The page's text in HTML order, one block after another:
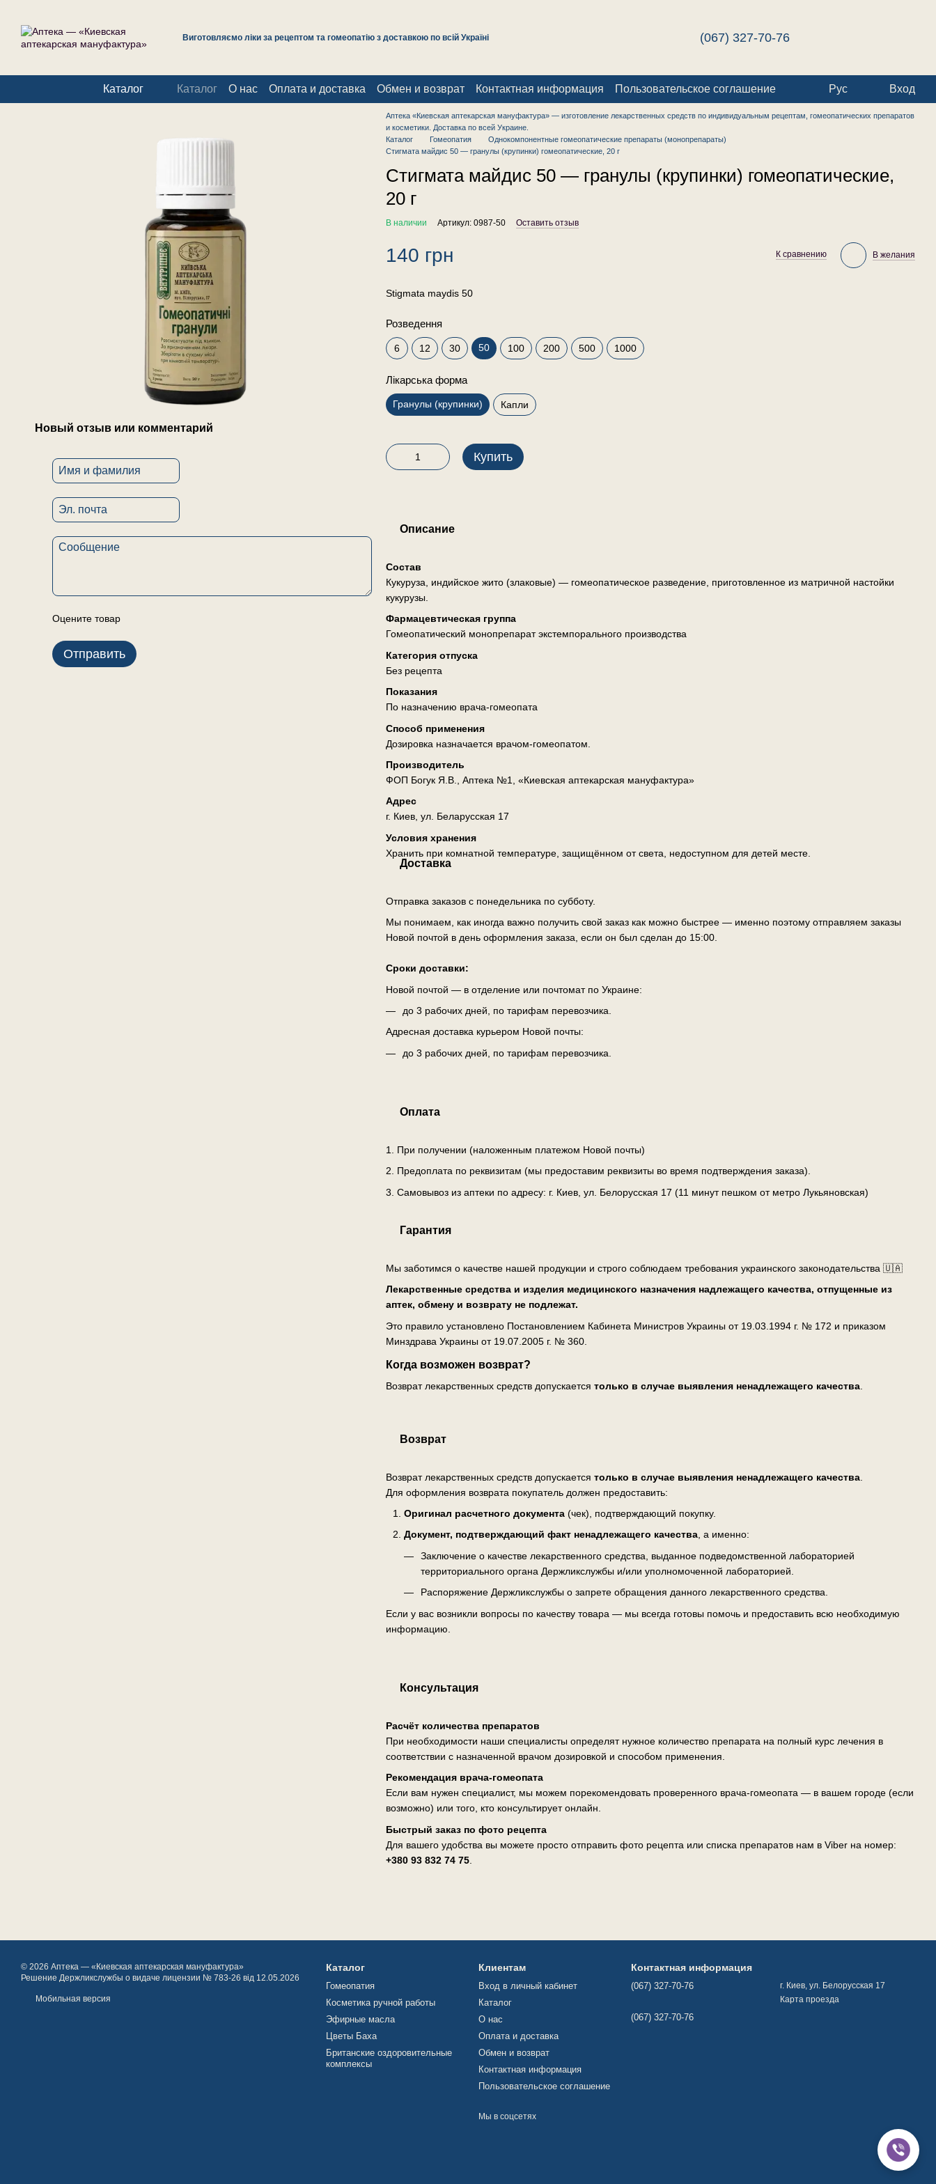
Виготовляємо ліки за рецептом та гомеопатію з доставкою по всій Україні (067) 327-70-76
Каталог Каталог О нас Оплата и доставка Обмен и возврат Контактная информация Пользовательское соглашение Рус Вход
Новый отзыв или комментарий
Оцените товар
Отправить
Аптека «Киевская аптекарская мануфактура» — изготовление лекарственных средств по индивидуальным рецептам, гомеопатических препаратов
и косметики. Доставка по всей Украине.
Каталог
Гомеопатия
Однокомпонентные гомеопатические препараты (монопрепараты)
Стигмата майдис 50 — гранулы (крупинки) гомеопатические, 20 г
Стигмата майдис 50 — гранулы (крупинки) гомеопатические,
20 г
В наличии Артикул: 0987-50 Оставить отзыв
140 грн К сравнению В желания
Stigmata maydis 50
Розведення
6 12 30 50 100 200 500 1000
Лікарська форма
Гранулы (крупинки) Капли
Купить
Описание
Состав
Кукуруза, индийское жито (злаковые) — гомеопатическое разведение, приготовленное из матричной настойки
кукурузы.
Фармацевтическая группа
Гомеопатический монопрепарат экстемпорального производства
Категория отпуска
Без рецепта
Показания
По назначению врача-гомеопата
Способ применения
Дозировка назначается врачом-гомеопатом.
Производитель
ФОП Богук Я.В., Аптека №1, «Киевская аптекарская мануфактура»
Адрес
г. Киев, ул. Беларусская 17
Условия хранения
Хранить при комнатной температуре, защищённом от света, недоступном для детей месте.
Доставка
Отправка заказов с понедельника по субботу.
Мы понимаем, как иногда важно получить свой заказ как можно быстрее — именно поэтому отправляем заказы
Новой почтой в день оформления заказа, если он был сделан до 15:00.
Сроки доставки:
Новой почтой — в отделение или почтомат по Украине:
до 3 рабочих дней, по тарифам перевозчика.
Адресная доставка курьером Новой почты:
до 3 рабочих дней, по тарифам перевозчика.
Оплата
1. При получении (наложенным платежом Новой почты)
2. Предоплата по реквизитам (мы предоставим реквизиты во время подтверждения заказа).
3. Самовывоз из аптеки по адресу: г. Киев, ул. Белорусская 17 (11 минут пешком от метро Лукьяновская)
Гарантия
Мы заботимся о качестве нашей продукции и строго соблюдаем требования украинского законодательства 🇺🇦
Лекарственные средства и изделия медицинского назначения надлежащего качества, отпущенные из
аптек, обмену и возврату не подлежат.
Это правило установлено Постановлением Кабинета Министров Украины от 19.03.1994 г. № 172 и приказом
Минздрава Украины от 19.07.2005 г. № 360.
Когда возможен возврат?
Возврат лекарственных средств допускается только в случае выявления ненадлежащего качества.
Возврат
Возврат лекарственных средств допускается только в случае выявления ненадлежащего качества.
Для оформления возврата покупатель должен предоставить:
Оригинал расчетного документа(чек), подтверждающий покупку.
Документ, подтверждающий факт ненадлежащего качества, а именно:
Заключение о качестве лекарственного средства, выданное подведомственной лабораторией
территориального органа Держликслужбы и/или уполномоченной лабораторией.
Распоряжение Держликслужбы о запрете обращения данного лекарственного средства.
Если у вас возникли вопросы по качеству товара — мы всегда готовы помочь и предоставить всю необходимую
информацию.
Консультация
Расчёт количества препаратов
При необходимости наши специалисты определят нужное количество препарата на полный курс лечения в
соответствии с назначенной врачом дозировкой и способом применения.
Рекомендация врача-гомеопата
Если вам нужен специалист, мы можем порекомендовать проверенного врача-гомеопата — в вашем городе (если
возможно) или того, кто консультирует онлайн.
Быстрый заказ по фото рецепта
Для вашего удобства вы можете просто отправить фото рецепта или списка препаратов нам в Viber на номер:
+380 93 832 74 75.
© 2026 Аптека — «Киевская аптекарская мануфактура»
Решение Держликслужбы о видаче лицензии № 783-26 від 12.05.2026
Мобильная версия
Каталог
Гомеопатия
Косметика ручной работы
Эфирные масла
Цветы Баха
Британские оздоровительные
комплексы
Клиентам
Вход в личный кабинет
Каталог
О нас
Оплата и доставка
Обмен и возврат
Контактная информация
Пользовательское соглашение
Мы в соцсетях
Контактная информация
(067) 327-70-76
(067) 327-70-76
г. Киев, ул. Белорусская 17
Карта проезда